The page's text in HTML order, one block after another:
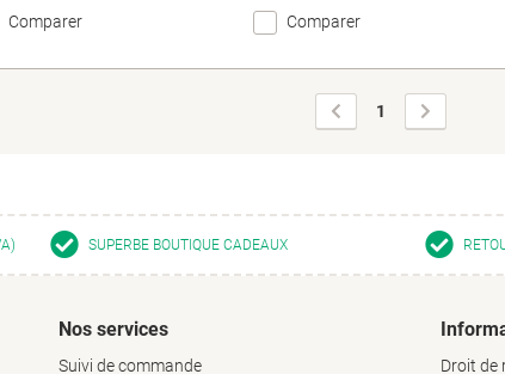
Comparer Comparer
Page
précédente
1
suivante
SUPERBE BOUTIQUE CADEAUX
Nos services
Suivi de commande
Droit de